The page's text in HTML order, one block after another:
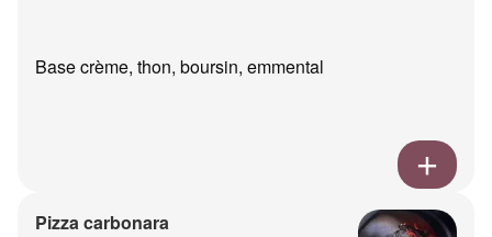
Base crème, thon, boursin, emmental
Pizza carbonara